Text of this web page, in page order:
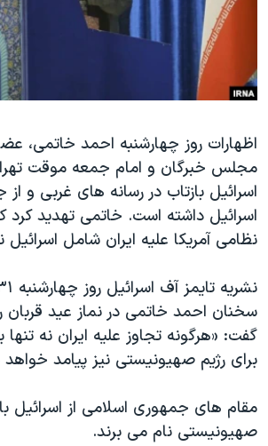
فرهنگ و زندگی
حقوق شهروندی
اقتصادی
اسرائیل در جنگ
گالری عکس
آرشیو پخش زنده
مستندها
انتخابات ریاست جمهوری آمریکا ۲۰۲۴
حمله جمهوری اسلامی به اسرائیل
ورزش زنان در ایران
اعتراضات زن، زندگی، آزادی
مجموعه مستندهای دادخواهی
تریبونال مردمی آبان ۹۸
چهل سال گروگان‌گیری
قانون شفافیت دارائی کادر رهبری ایران
اعتراضات مردمی آبان ۹۸
اسرائیل در جنگ
نرگس محمدی برنده جایزه نوبل صلح
دنبال کنید
زبانهای مختلف
اظهارات روز چهارشنبه احمد خاتمی،
مجلس خبرگان و امام جمعه موقت تهران
اسرائیل بازتاب در رسانه های غربی و از
اسرائیل داشته است. خاتمی تهدید کرد
نظامی آمریکا علیه ایران شامل
سخنان احمد خاتمی در نماز عید قربان
گفت: «هرگونه تجاوز علیه ایران نه تنها
برای رژیم صهیونیستی نیز پیامد
مقام های جمهوری اسلامی از اسرائیل
صهیونیستی نام می برند.